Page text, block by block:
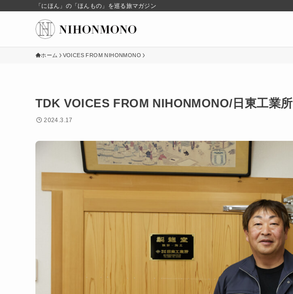
「にほん」の「ほんもの」を巡る旅マガジン
ホーム VOICES FROM NIHONMONO
TDK VOICES FROM NIHONMONO/日東工業所
2024.3.17